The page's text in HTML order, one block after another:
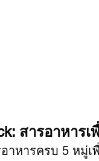
สารอาหาร
าหารครบ 5 หมู่เ